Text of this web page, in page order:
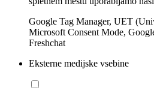
Google Tag Manager, UET
Microsoft Consent Mode,
Freshchat
Eksterne medijske vsebine